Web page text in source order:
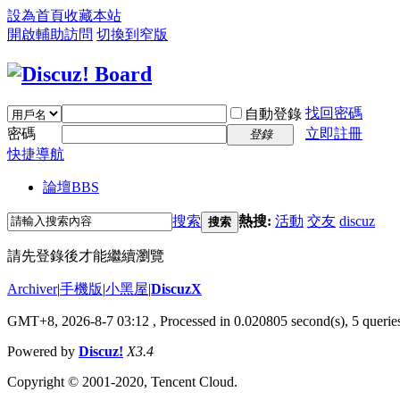
設為首頁收藏本站
開啟輔助訪問 切換到窄版
自動登錄 找回密碼
密碼
登錄
立即註冊
快捷導航
論壇BBS
搜索 搜索 熱搜: 活動 交友 discuz
請先登錄後才能繼續瀏覽
Archiver|手機版|小黑屋|DiscuzX
GMT+8, 2026-8-7 03:12 , Processed in 0.020805 second(s), 5
Powered by Discuz! X3.4
Copyright © 2001-2020, Tencent Cloud.